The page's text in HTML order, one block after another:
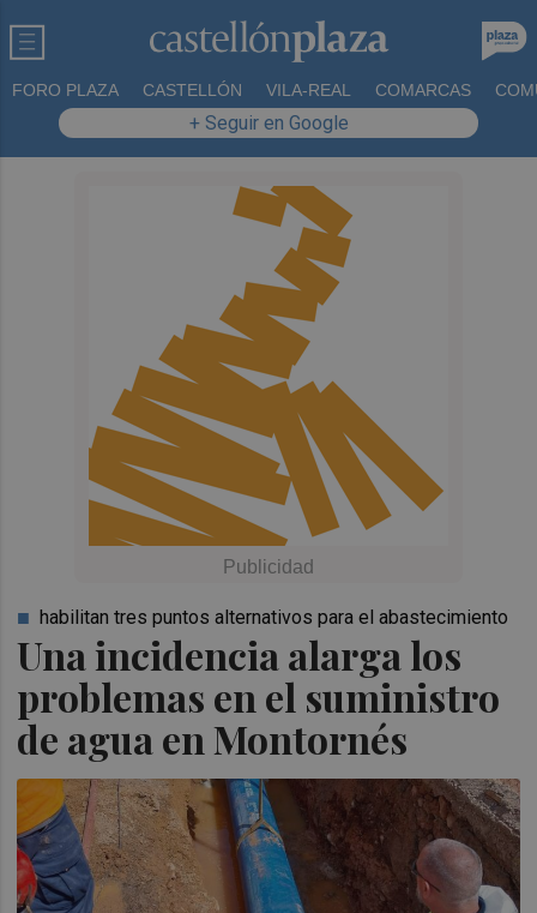
FORO PLAZA CASTELLÓN VILA-REAL COMARCAS
+ Seguir en Google
Una incidencia alarga los
problemas en el suministro
de agua en Montornés
habilitan tres puntos alternativos para el abastecimiento